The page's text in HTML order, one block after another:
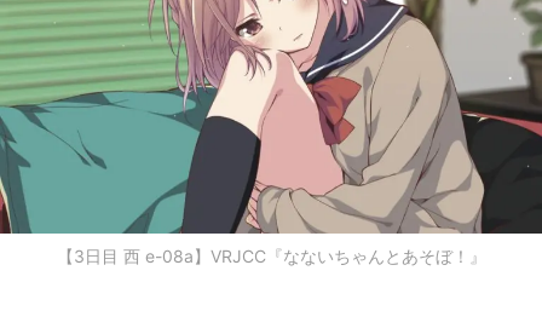
【3日目 西 e-08a】VRJCC『なないちゃんとあそぼ！』